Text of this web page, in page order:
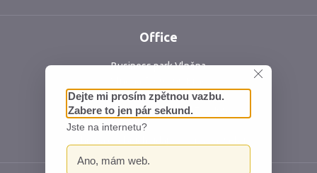
Office
Business park Vlněna
Česká republika
IČ: 06762409 DIČ: CZ06762409